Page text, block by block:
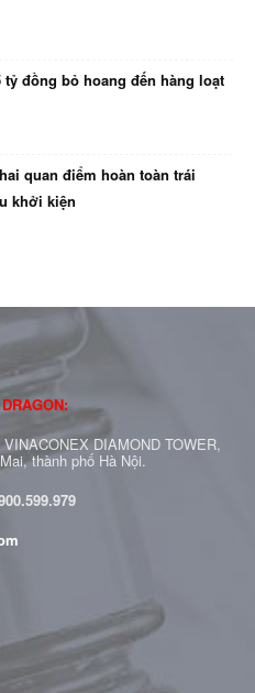
đồng bỏ hoang đến hàng loạt
quan điểm hoàn toàn trái
khởi kiện
DIAMOND TOWER,
thành phố Hà Nội.